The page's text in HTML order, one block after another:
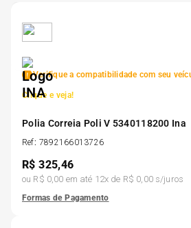
Verifique a compatibilidade com seu
Clique e veja!
Polia Correia Poli V 5340118200 Ina
Ref: 7892166013726
R$325,46
ou R$ 0,00 em até 12x de R$ 0,00s/juros
Formas de Pagamento
5º
7
8º 185 60r15
9º 195 55r15